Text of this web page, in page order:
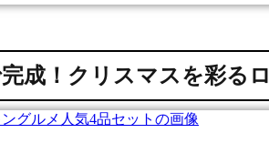
成！クリスマスを彩る